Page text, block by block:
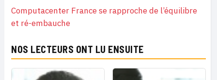
Computacenter France se rapproche de l’équilibre
et ré-embauche
NOS LECTEURS ONT LU ENSUITE